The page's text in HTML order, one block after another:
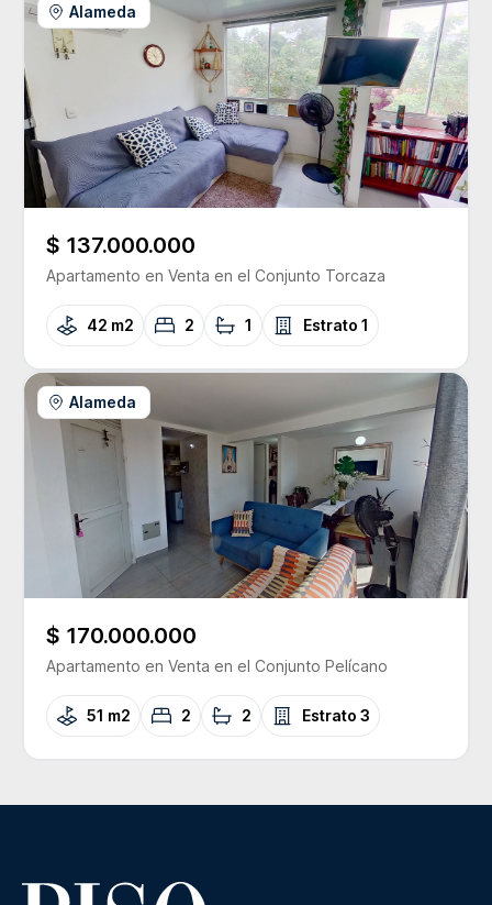
Alameda
$ 137.000.000
Apartamento en Venta en el Conjunto Torcaza
42 m2 2 1 Estrato 1
Alameda
$ 170.000.000
Apartamento en Venta en el Conjunto Pelícano
51 m2 2 2 Estrato 3